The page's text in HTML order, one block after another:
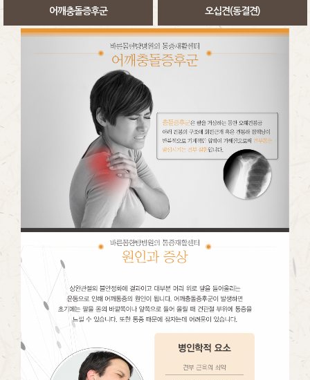
어깨충돌증후군 오십견(동결견)